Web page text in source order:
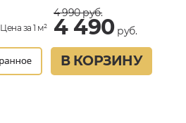
Цена за 1 м²
4 990руб.
4 490руб.
В КОРЗИНУ